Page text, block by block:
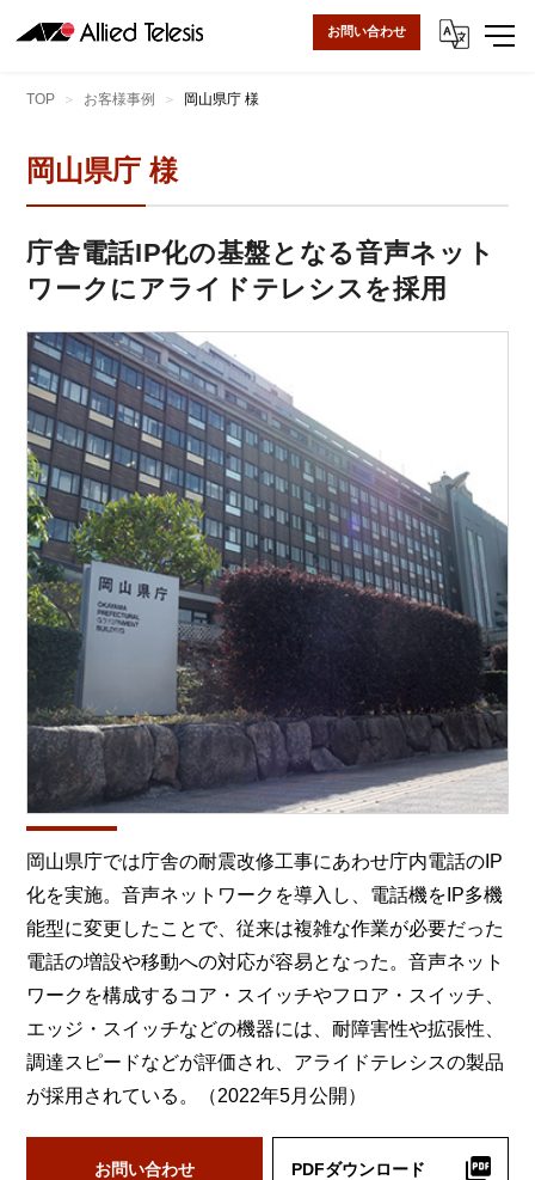
お問い合わせ
TOP お客様事例 岡山県庁 様
岡山県庁 様
庁舎電話IP化の基盤となる音声ネット
ワークにアライドテレシスを採用
岡山県庁では庁舎の耐震改修工事にあわせ庁内電話のIP
化を実施。音声ネットワークを導入し、電話機をIP多機
能型に変更したことで、従来は複雑な作業が必要だった
電話の増設や移動への対応が容易となった。音声ネット
ワークを構成するコア・スイッチやフロア・スイッチ、
エッジ・スイッチなどの機器には、耐障害性や拡張性、
調達スピードなどが評価され、アライドテレシスの製品
が採用されている。（2022年5月公開）
お問い合わせ PDFダウンロード